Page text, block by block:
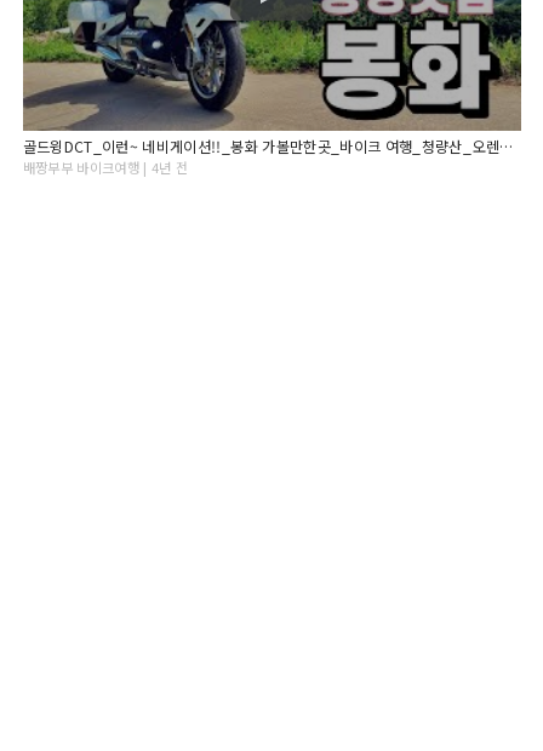
골드윙DCT_이런~ 네비게이션!!_봉화 가볼만한곳_바이크 여행_청량산_오렌지꽃 향기는 바람에 날리고_카페 추천_전망_풍경
배짱부부 바이크여행 | 4년 전